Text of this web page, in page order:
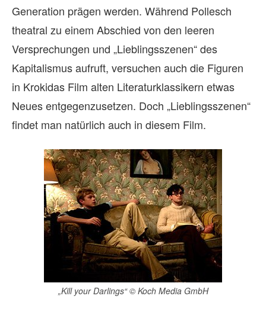
Generation prägen werden. Während Pollesch
theatral zu einem Abschied von den leeren
Versprechungen und „Lieblingsszenen“ des
Kapitalismus aufruft, versuchen auch die Figuren
in Krokidas Film alten Literaturklassikern etwas
Neues entgegenzusetzen. Doch „Lieblingsszenen“
findet man natürlich auch in diesem Film.
„Kill your Darlings“ © Koch Media GmbH